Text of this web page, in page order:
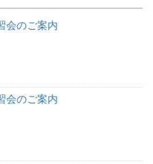
会のご案内
会のご案内